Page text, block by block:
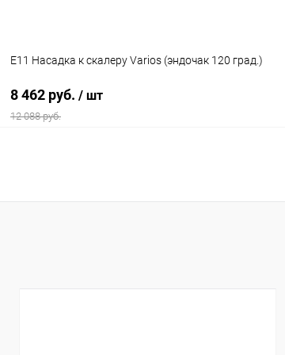
E11 Насадка к скалеру Varios (эндочак 120 град.)
8 462 руб. / шт
12 088 руб.
Купить в 1 клик Сравнение